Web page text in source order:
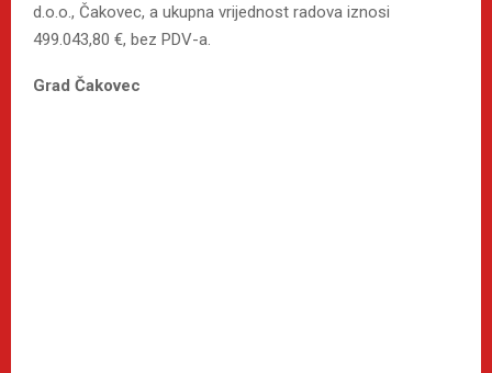
d.o.o., Čakovec, a ukupna vrijednost radova iznosi
499.043,80 €, bez PDV-a.
Grad Čakovec